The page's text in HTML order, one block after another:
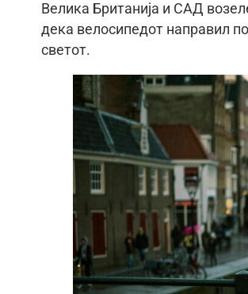
Велика Британија и САД
дека велосипедот направил
светот.